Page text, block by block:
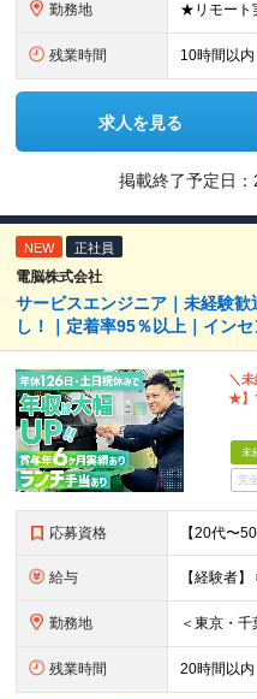
勤務地
残業時間 10時間以内
求人を見る
掲載終了予定日：
NEW 正社員
電脳株式会社
サービスエンジニア｜未経験
し！｜定着率95％以上｜イン
＼
★】
未
完
応募資格
給与
勤務地
残業時間 20時間以内